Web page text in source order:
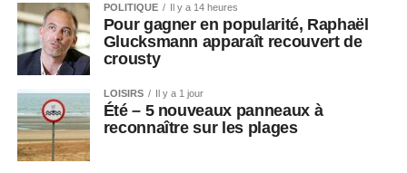
POLITIQUE Il y a 14 heures
Pour gagner en popularité, Raphaël
Glucksmann apparaît recouvert de
crousty
LOISIRS Il y a 1 jour
Été – 5 nouveaux panneaux à
reconnaître sur les plages